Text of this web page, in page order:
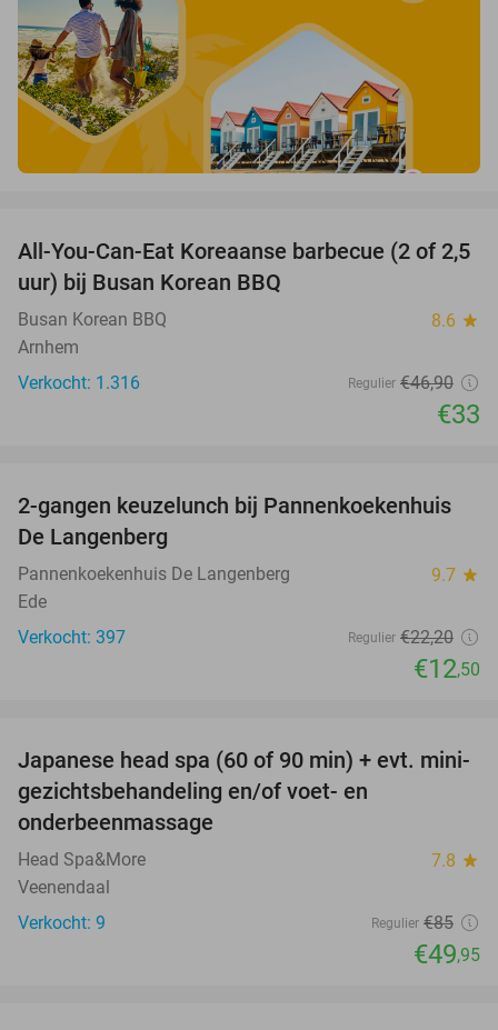
30%
All-You-Can-Eat Koreaanse barbecue (2 of 2,5
uur) bij Busan Korean BBQ
Busan Korean BBQ 8.6 star
Arnhem
Verkocht: 1.316
Regulier €46,90
€33
44%
2-gangen keuzelunch bij Pannenkoekenhuis
De Langenberg
Pannenkoekenhuis De Langenberg 9.7 star
Ede
Verkocht: 397
Regulier €22,20
€12,50
41%
Japanese head spa (60 of 90 min) + evt. mini-
gezichtsbehandeling en/of voet- en
onderbeenmassage
Head Spa&More 7.8 star
Veenendaal
Verkocht: 9
Regulier €85
€49,95